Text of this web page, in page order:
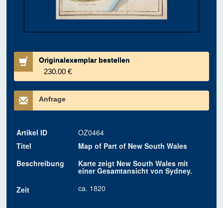
Originalexemplar bestellen
230.00 €
Anfrage
Artikel ID
OZ0464
Titel
Map of Part of New South Wales
Beschreibung
Karte zeigt New South Wales mit
einer Gesamtansicht von Sydney.
Zeit
ca. 1820